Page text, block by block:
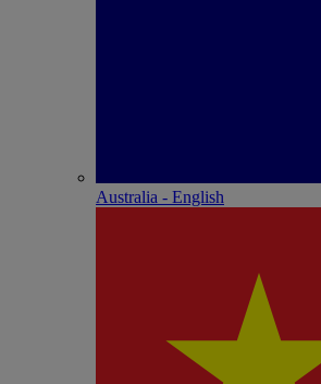
Australia - English